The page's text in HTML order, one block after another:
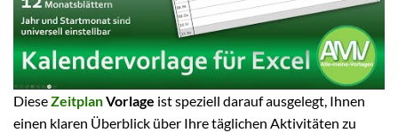
DieseZeitplanVorlage ist speziell darauf ausgelegt, Ihnen
einen klaren Überblick über Ihre täglichen Aktivitäten zu